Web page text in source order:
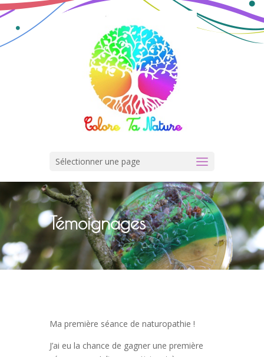
Sélectionner une page
Témoignages
Ma première séance de naturopathie !
J’ai eu la chance de gagner une première